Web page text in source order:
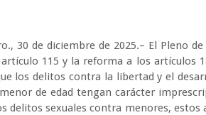
30 de diciembre de 2025.– El Pleno
115 y la reforma a los artículos
los delitos contra la libertad y el
de edad tengan carácter
delitos sexuales contra menores,